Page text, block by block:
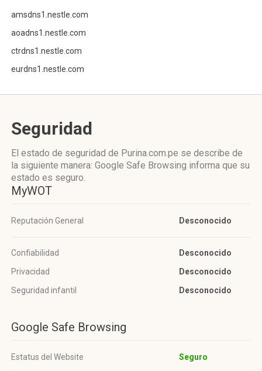
amsdns1.nestle.com
aoadns1.nestle.com
ctrdns1.nestle.com
eurdns1.nestle.com
Seguridad
El estado de seguridad de Purina.com.pe se describe de
la siguiente manera: Google Safe Browsing informa que su
estado es seguro.
MyWOT
Reputación General Desconocido
Confiabilidad
Desconocido
Privacidad
Desconocido
Seguridad infantil
Desconocido
Google Safe Browsing
Estatus del Website Seguro